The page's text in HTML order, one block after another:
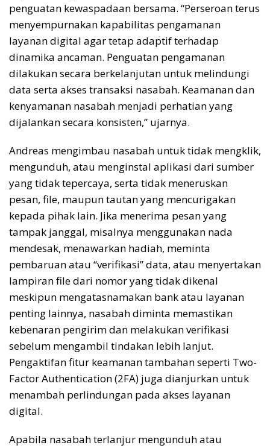
penguatan kewaspadaan bersama. “Perseroan terus
menyempurnakan kapabilitas pengamanan
layanan digital agar tetap adaptif terhadap
dinamika ancaman. Penguatan pengamanan
dilakukan secara berkelanjutan untuk melindungi
data serta akses transaksi nasabah. Keamanan dan
kenyamanan nasabah menjadi perhatian yang
dijalankan secara konsisten,” ujarnya.
Andreas mengimbau nasabah untuk tidak mengklik,
mengunduh, atau menginstal aplikasi dari sumber
yang tidak tepercaya, serta tidak meneruskan
pesan, file, maupun tautan yang mencurigakan
kepada pihak lain. Jika menerima pesan yang
tampak janggal, misalnya menggunakan nada
mendesak, menawarkan hadiah, meminta
pembaruan atau “verifikasi” data, atau menyertakan
lampiran file dari nomor yang tidak dikenal
meskipun mengatasnamakan bank atau layanan
penting lainnya, nasabah diminta memastikan
kebenaran pengirim dan melakukan verifikasi
sebelum mengambil tindakan lebih lanjut.
Pengaktifan fitur keamanan tambahan seperti Two-
Factor Authentication (2FA) juga dianjurkan untuk
menambah perlindungan pada akses layanan
digital.
Apabila nasabah terlanjur mengunduh atau